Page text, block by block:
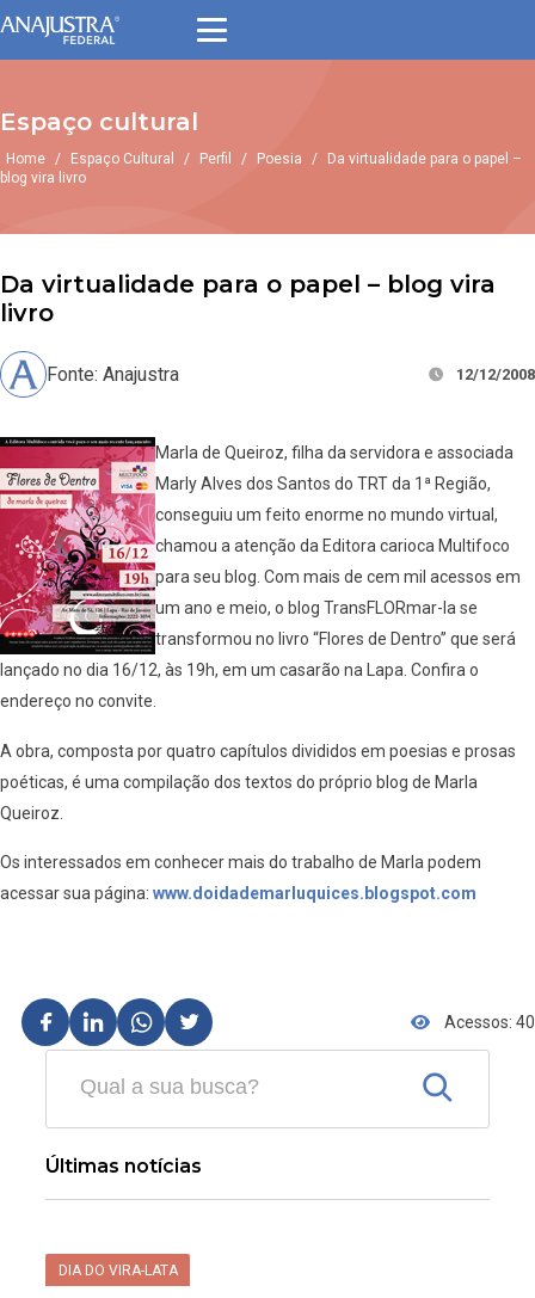
Espaço cultural
Home / Espaço Cultural / Perfil / Poesia /
Da virtualidade para o papel –
blog vira livro
Da virtualidade para o papel – blog vira
livro
Fonte: Anajustra 12/12/2008
Marla de Queiroz, filha da servidora e associada
Marly Alves dos Santos do TRT da 1ª Região,
conseguiu um feito enorme no mundo virtual,
chamou a atenção da Editora carioca Multifoco
para seu blog. Com mais de cem mil acessos em
um ano e meio, o blog TransFLORmar-la se
transformou no livro “Flores de Dentro” que será
lançado no dia 16/12, às 19h, em um casarão na Lapa. Confira o
endereço no convite.
A obra, composta por quatro capítulos divididos em poesias e prosas
poéticas, é uma compilação dos textos do próprio blog de Marla
Queiroz.
Os interessados em conhecer mais do trabalho de Marla podem
acessar sua página: www.doidademarluquices.blogspot.com
Acessos: 40
Últimas notícias
DIA DO VIRA-LATA